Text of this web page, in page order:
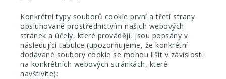
Konkrétní typy souborů cookie první a třetí strany
obsluhované prostřednictvím našich webových
stránek a účely, které provádějí, jsou popsány v
následující tabulce (upozorňujeme, že konkrétní
dodávané soubory cookie se mohou lišit v závislosti
na konkrétních webových stránkách, které
navštívíte):